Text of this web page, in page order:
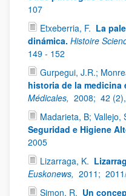
107
Etxeberria, F. La
dinámica. Histoire
149 - 152
Gurpegui, J.R.;
historia de la medicina
Médicales, 2008; 42 (2),
Madarieta, B; Vallejo,
Seguridad e Higiene
2005
Lizarraga, K.
Euskonews, 2011;
Simon, R. Un